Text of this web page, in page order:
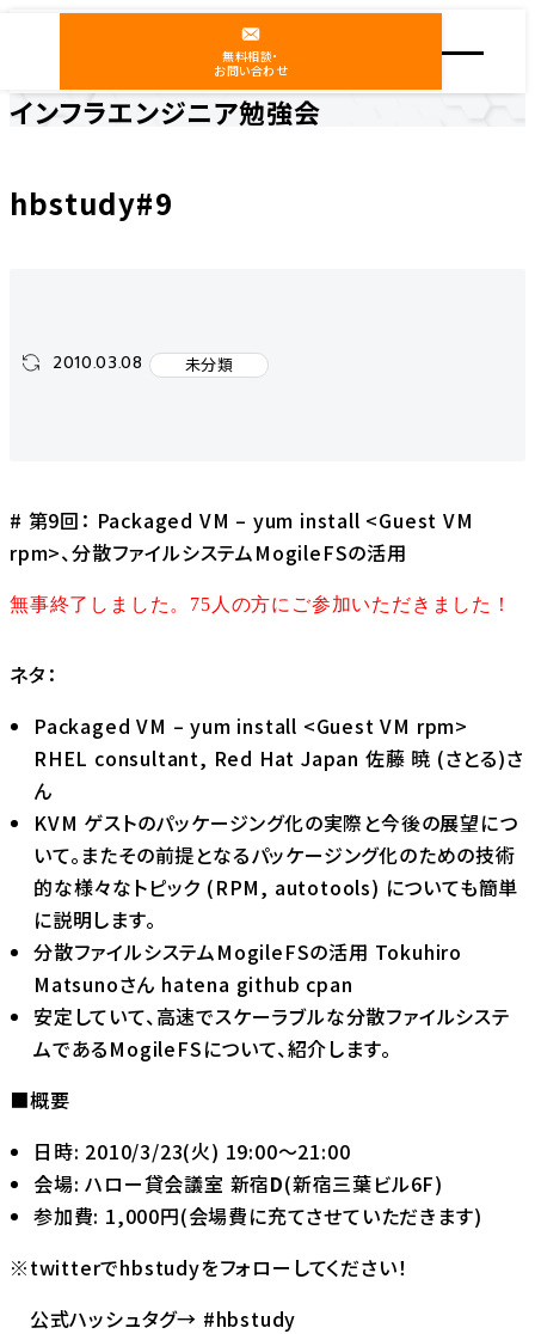
無料相談・
お問い合わせ
インフラエンジニア勉強会
hbstudy#9
2010.03.08 未分類
# 第9回： Packaged VM – yum install <Guest VM
rpm>、分散ファイルシステムMogileFSの活用
無事終了しました。75人の方にご参加いただきました！
ネタ：
Packaged VM – yum install <Guest VM rpm>
RHEL consultant, Red Hat Japan 佐藤 暁 (さとる)さ
ん
KVM ゲストのパッケージング化の実際と今後の展望につ
いて。またその前提となるパッケージング化のための技術
的な様々なトピック (RPM, autotools) についても簡単
に説明します。
分散ファイルシステムMogileFSの活用 Tokuhiro
Matsunoさん hatena github cpan
安定していて、高速でスケーラブルな分散ファイルシステ
ムであるMogileFSについて、紹介します。
■概要
日時: 2010/3/23(火) 19:00～21:00
会場: ハロー貸会議室 新宿D(新宿三葉ビル6F)
参加費: 1,000円(会場費に充てさせていただきます)
※twitterでhbstudyをフォローしてください！
公式ハッシュタグ→ #hbstudy